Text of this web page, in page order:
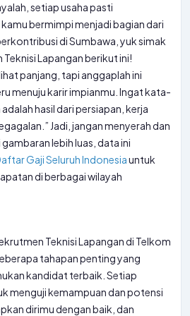
setiap usaha pasti
bermimpi menjadi bagian dari
di Sumbawa, yuk simak
Lapangan berikut ini!
panjang, tapi anggaplah ini
menuju karir impianmu. Ingat kata-
hasil dari persiapan, kerja
Jadi, jangan menyerah dan
lebih luas, data ini
Gaji Seluruh Indonesiauntuk
di berbagai wilayah
Teknisi Lapangan di Telkom
tahapan penting yang
kandidat terbaik. Setiap
menguji kemampuan dan potensi
dirimu dengan baik, dan